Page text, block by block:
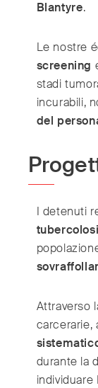
Blantyre.
Le nostre
screening
stadi
incurabili,
del
I detenuti
tubercolosi
Attraverso
carcerarie,
durante la
individuare